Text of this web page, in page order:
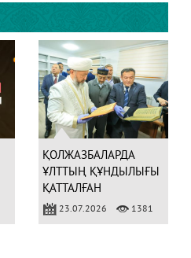
ҚОЛЖАЗБАЛАРДА
ҰЛТТЫҢ ҚҰНДЫЛЫҒЫ
ҚАТТАЛҒАН
23.07.2026 1381